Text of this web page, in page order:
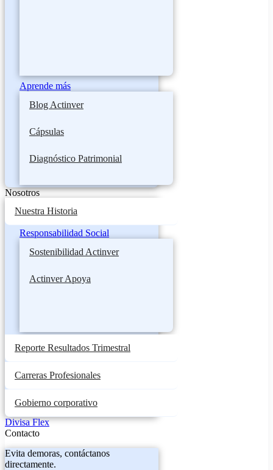
Aprende más
Blog Actinver
Cápsulas
Diagnóstico Patrimonial
Nosotros
Nuestra Historia
Responsabilidad Social
Sostenibilidad Actinver
Actinver Apoya
Reporte Resultados Trimestral
Carreras Profesionales
Gobierno corporativo
Divisa Flex
Contacto
Evita demoras, contáctanos
directamente.